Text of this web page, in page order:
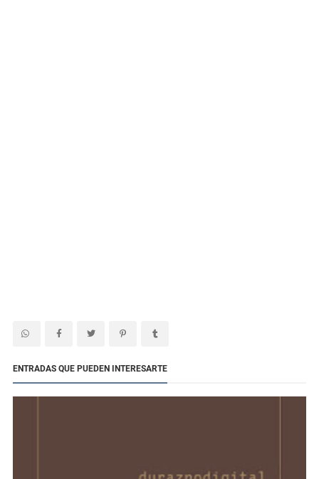
ENTRADAS QUE PUEDEN INTERESARTE